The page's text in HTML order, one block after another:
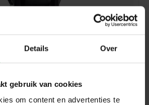
Details Over
gebruik van cookies
om content en advertenties te
| Beamspot LED Movinghead | 330W